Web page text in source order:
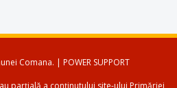
Comana. | POWER SUPPORT
parțială a conținutului site-ului Primăriei